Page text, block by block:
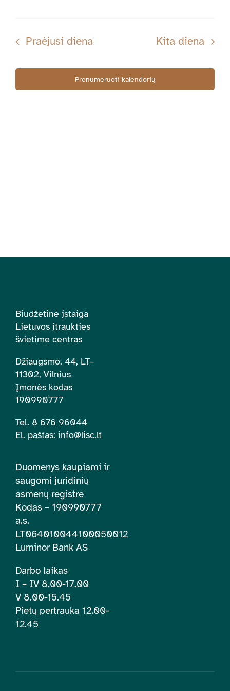
05-
11
Praėjusi diena Kita diena
Prenumeruoti kalendorių
Biudžetinė įstaiga
Lietuvos įtraukties
švietime centras
Džiaugsmo. 44, LT-
11302, Vilnius
Įmonės kodas
190990777
Tel. 8 676 96044
El. paštas: info@lisc.lt
Duomenys kaupiami ir
saugomi juridinių
asmenų registre
Kodas – 190990777
a.s.
LT064010044100050012
Luminor Bank AS
Darbo laikas
I – IV 8.00-17.00
V 8.00-15.45
Pietų pertrauka 12.00-
12.45